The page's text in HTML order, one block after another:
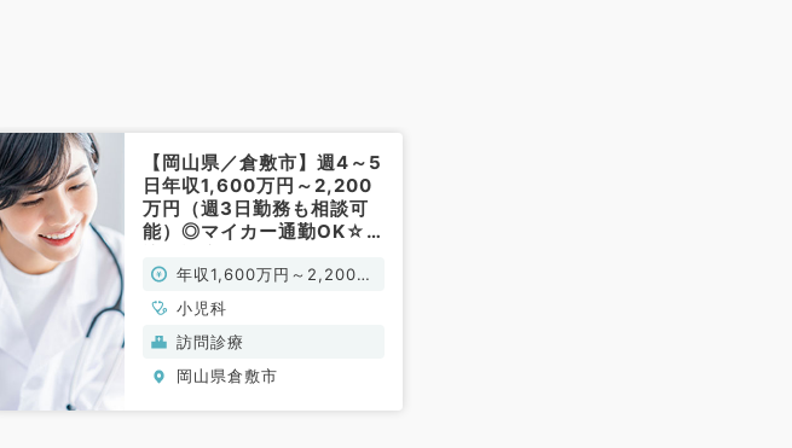
【岡山県／倉敷市】週4～5
日年収1,600万円～2,200
万円（週3日勤務も相談可
能）◎マイカー通勤OK☆
児科／常勤）
年収1,600万円～2,200万
円
小児科
訪問診療
岡山県倉敷市